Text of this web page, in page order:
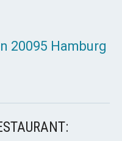
20095 Hamburg